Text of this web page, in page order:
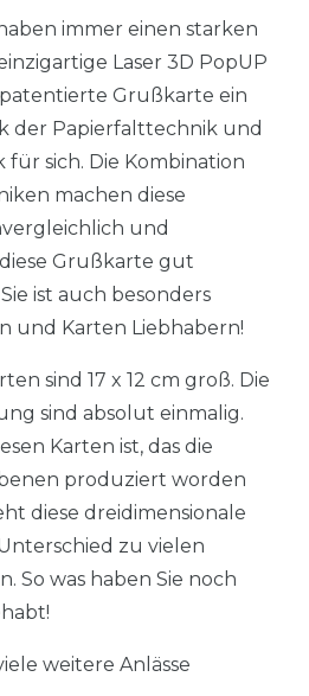
immer einen starken
Laser 3D PopUP
Grußkarte ein
der Papierfalttechnik und
für sich. Die Kombination
machen diese
und
Grußkarte gut
ist auch besonders
und Karten Liebhabern!
sind 17 x 12 cm groß. Die
sind absolut einmalig.
Karten ist, das die
produziert worden
diese dreidimensionale
zu vielen
So was haben Sie noch
weitere Anlässe